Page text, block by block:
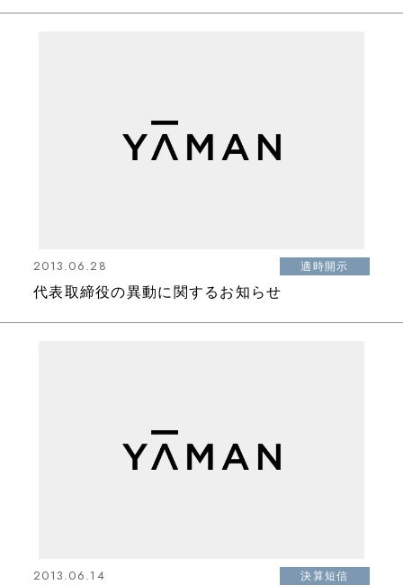
2013.06.28 適時開示
代表取締役の異動に関するお知らせ
2013.06.14 決算短信